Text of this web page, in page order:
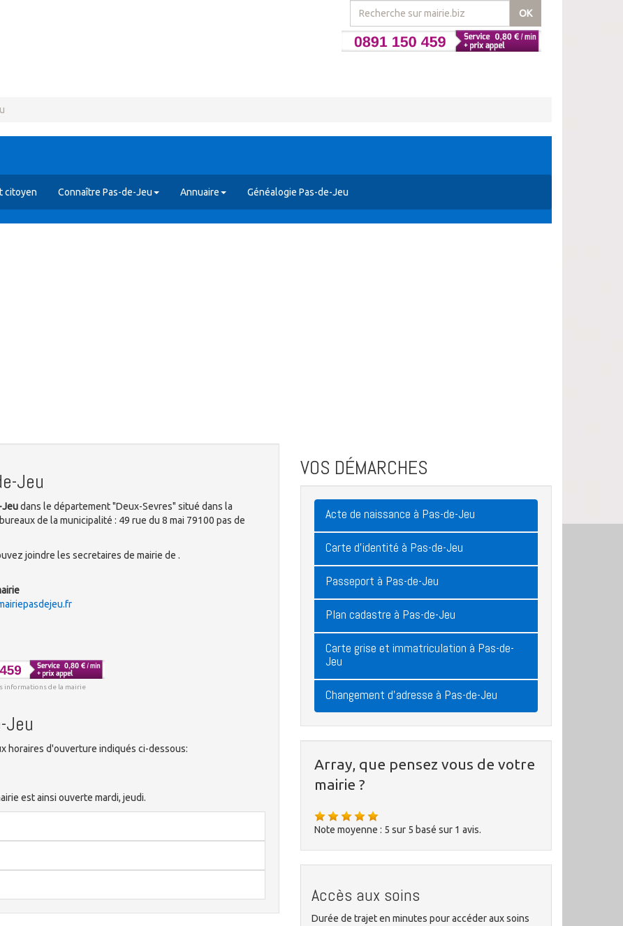
OK
citoyen Connaître Pas-de-Jeu Annuaire Généalogie Pas-de-Jeu
Jeu
Jeudans le département "Deux-Sevres" situé dans la
de la municipalité : 49 rue du 8 mai 79100 pas de
joindre les secretaires de mairie de .
informations de la mairie
Jeu
horaires d'ouverture indiqués ci-dessous:
est ainsi ouverte mardi, jeudi.
VOS DÉMARCHES
Acte de naissance à Pas-de-Jeu
Carte d'identité à Pas-de-Jeu
Passeport à Pas-de-Jeu
Plan cadastre à Pas-de-Jeu
Carte grise et immatriculation à Pas-de-
Jeu
Changement d'adresse à Pas-de-Jeu
Array, que pensez vous de votre
mairie ?
Note moyenne : 5 sur 5 basé sur 1 avis.
Accès aux soins
Durée de trajet en minutes pour accéder aux soins